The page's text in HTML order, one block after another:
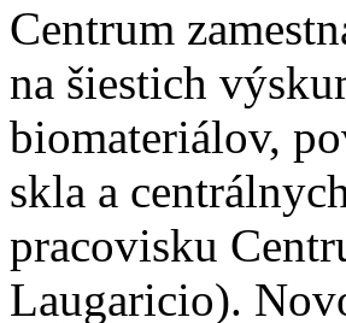
Centrum
na šiestich
biomateriálov,
skla a
pracovisku
Laugaricio).